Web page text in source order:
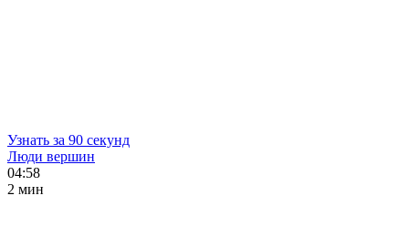
Узнать за 90 секунд
Люди вершин
04:58
2 мин